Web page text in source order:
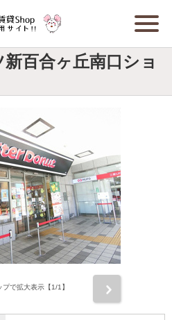
百合ヶ丘南口ショ
プで拡大表示【1/1】